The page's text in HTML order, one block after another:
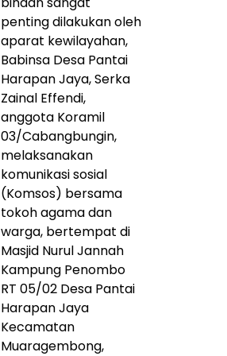
penting dilakukan oleh
aparat kewilayahan,
Babinsa Desa Pantai
Harapan Jaya, Serka
Zainal Effendi,
anggota Koramil
03/Cabangbungin,
melaksanakan
komunikasi sosial
(Komsos) bersama
tokoh agama dan
warga, bertempat di
Masjid Nurul Jannah
Kampung Penombo
RT 05/02 Desa Pantai
Harapan Jaya
Kecamatan
Muaragembong,